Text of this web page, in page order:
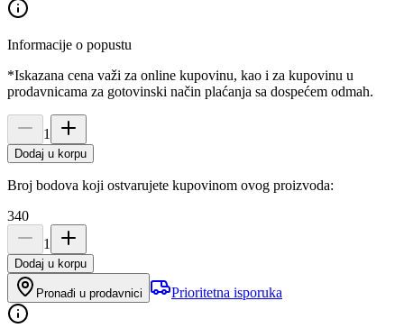
Informacije o popustu
*Iskazana cena važi za online kupovinu, kao i za kupovinu u
prodavnicama za gotovinski način plaćanja sa dospećem odmah.
1
Dodaj u korpu
Broj bodova koji ostvarujete kupovinom ovog proizvoda:
340
1
Dodaj u korpu
Pronađi u prodavnici Prioritetna isporuka